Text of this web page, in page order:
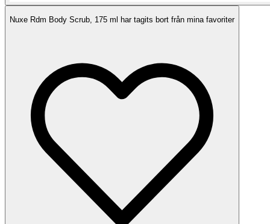
Nuxe Rdm Body Scrub, 175 ml har tagits bort från mina favoriter